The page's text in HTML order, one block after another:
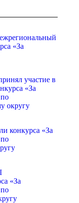
«За
участие в
«За
округу
конкурса «За
«За